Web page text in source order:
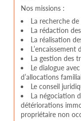
Nos missions :
La recherche
La rédaction
La réalisation
L’encaissement
La gestion des
Le dialogue
d’allocations
Le conseil
La négociation
détériorations
propriétaire non